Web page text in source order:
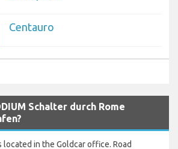
Centauro
Schalter durch Rome
located in the Goldcar office. Road